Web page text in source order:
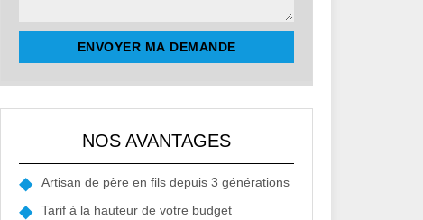
NOS AVANTAGES
Artisan de père en fils depuis 3 générations
Tarif à la hauteur de votre budget